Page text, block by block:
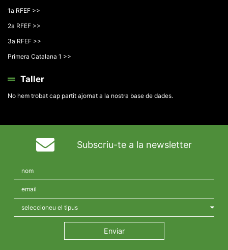
1a RFEF >>
2a RFEF >>
3a RFEF >>
Primera Catalana 1 >>
Taller
No hem trobat cap partit ajornat a la nostra base de dades.
Subscriu-te a la newsletter